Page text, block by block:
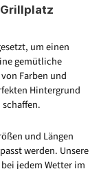
um einen
gemütliche
Farben und
Hintergrund
und Längen
werden. Unsere
jedem Wetter im